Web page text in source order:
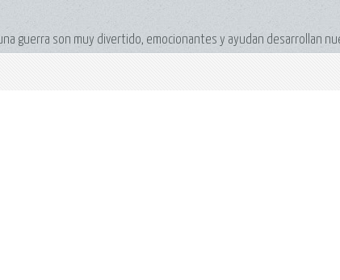
guerra son muy divertido, emocionantes y ayudan desarrollan